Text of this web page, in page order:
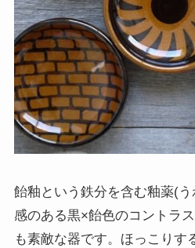
飴釉という鉄分を含む釉薬(
感のある黒×飴色のコントラ
も素敵な器です。ほっこりす